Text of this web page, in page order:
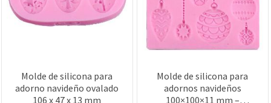
Molde de silicona para
adorno navideño ovalado
106 x 47 x 13 mm
Molde de silicona para
adornos navideños
100×100×11 mm –